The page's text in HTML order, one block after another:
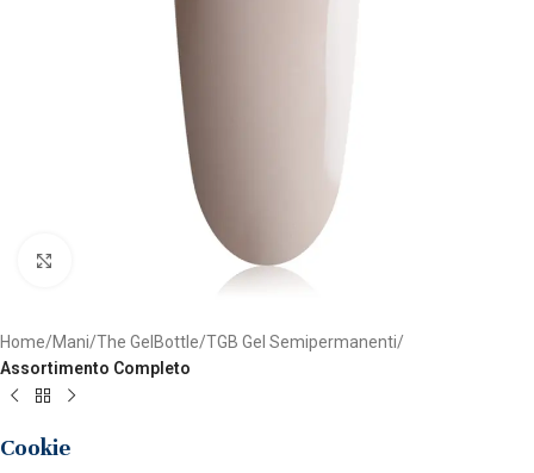
Home Mani The GelBottle TGB Gel Semipermanenti
Assortimento Completo
Cookie